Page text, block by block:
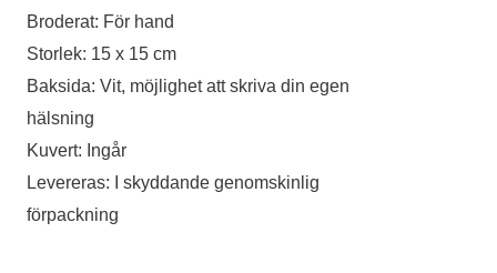
Broderat: För hand
Storlek: 15 x 15 cm
Baksida: Vit, möjlighet att skriva din egen
hälsning
Kuvert: Ingår
Levereras: I skyddande genomskinlig
förpackning